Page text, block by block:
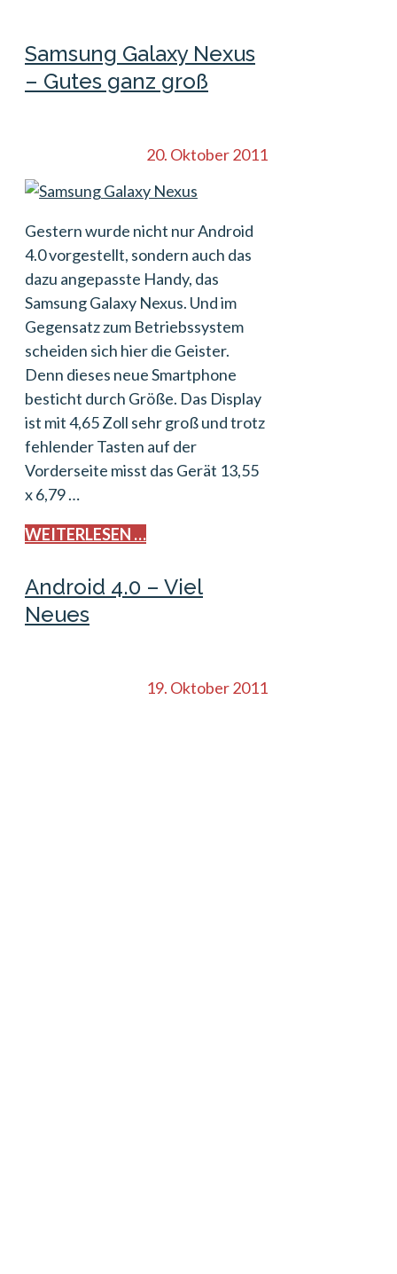
Samsung Galaxy Nexus
– Gutes ganz groß
20. Oktober 2011
Gestern wurde nicht nur Android
4.0 vorgestellt, sondern auch das
dazu angepasste Handy, das
Samsung Galaxy Nexus. Und im
Gegensatz zum Betriebssystem
scheiden sich hier die Geister.
Denn dieses neue Smartphone
besticht durch Größe. Das Display
ist mit 4,65 Zoll sehr groß und trotz
fehlender Tasten auf der
Vorderseite misst das Gerät 13,55
x 6,79 …
WEITERLESEN …
Android 4.0 – Viel
Neues
19. Oktober 2011